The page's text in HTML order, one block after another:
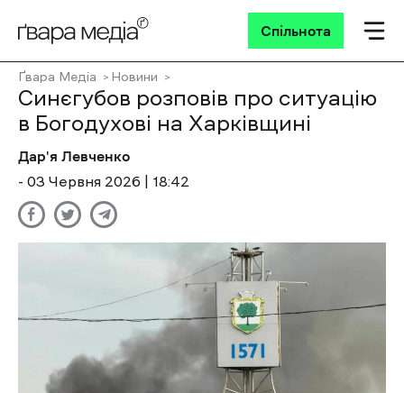
Спільнота
Ґвара Медіа Новини
Синєгубов розповів про ситуацію
в Богодухові на Харківщині
Дар'я Левченко
- 03 Червня 2026 | 18:42